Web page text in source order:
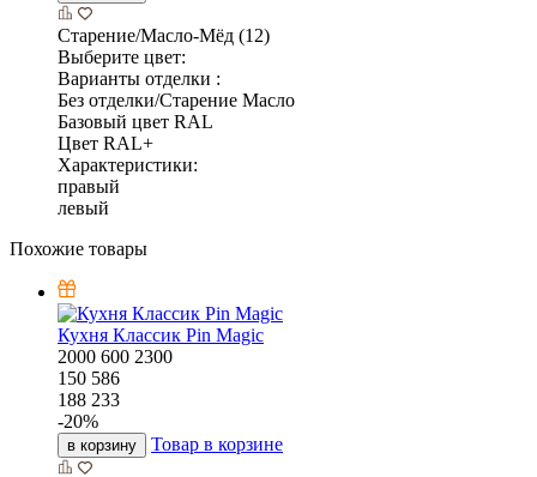
Старение/Масло-Мёд (12)
Выберите цвет:
Варианты отделки :
Без отделки/Старение Масло
Базовый цвет RAL
Цвет RAL+
Характеристики:
правый
левый
Похожие товары
Кухня Классик Pin Magic
2000 600 2300
150 586
188 233
-20%
в корзину Товар в корзине